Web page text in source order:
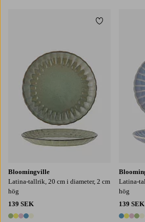
Bloomingville
Latina-tallrik, 20 cm i diameter, 2 cm
hög
139 SEK
5 färger
Lägg till i
Latina-
hög
139 SEK
5 färger